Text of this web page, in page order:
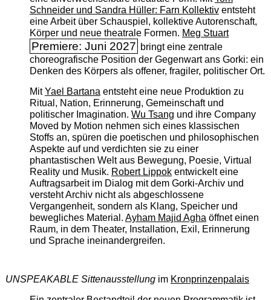
Schneider und Sandra Hüller: Farn Kollektiventsteht
eine Arbeit über Schauspiel, kollektive Autorenschaft,
Körper und neue theatrale Formen. Meg Stuart
Premiere: Juni 2027 bringt eine zentrale
choreografische Position der Gegenwart ans Gorki: ein
Denken des Körpers als offener, fragiler, politischer Ort.
MitYael Bartanaentsteht eine neue Produktion zu
Ritual, Nation, Erinnerung, Gemeinschaft und
politischer Imagination. Wu Tsang und ihre Company
Moved by Motion nehmen sich eines klassischen
Stoffs an, spüren die poetischen und philosophischen
Aspekte auf und verdichten sie zu einer
phantastischen Welt aus Bewegung, Poesie, Virtual
Reality und Musik. Robert Lippokentwickelt eine
Auftragsarbeit im Dialog mit dem Gorki-Archiv und
versteht Archiv nicht als abgeschlossene
Vergangenheit, sondern als Klang, Speicher und
bewegliches Material. Ayham Majid Aghaöffnet einen
Raum, in dem Theater, Installation, Exil, Erinnerung
und Sprache ineinandergreifen.
UNSPEAKABLE Sittenausstellungim Kronprinzenpalais